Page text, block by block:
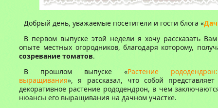
Добрый день, уважаемые посетители и гости блога «
В первом выпуске этой недели я хочу рассказать
опыте местных огородников, благодаря которому,
созревание томатов.
В прошлом выпуске «Растение
выращивания», я рассказал, что собой
декоративное растение рододендрон, в чем
нюансы его выращивания на дачном участке.